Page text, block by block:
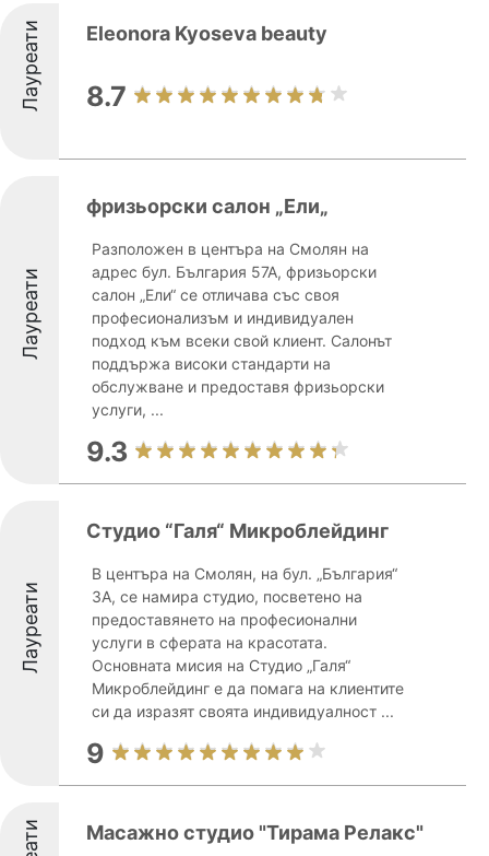
Лауреати Eleonora Kyoseva beauty
8.7
Лауреати
фризьорски салон „Ели„
Разположен в центъра на Смолян на
адрес бул. България 57А, фризьорски
салон „Ели“ се отличава със своя
професионализъм и индивидуален
подход към всеки свой клиент. Салонът
поддържа високи стандарти на
обслужване и предоставя фризьорски
услуги, ...
9.3
Лауреати
Студио “Галя“ Микроблейдинг
В центъра на Смолян, на бул. „България“
3А, се намира студио, посветено на
предоставянето на професионални
услуги в сферата на красотата.
Основната мисия на Студио „Галя“
Микроблейдинг е да помага на клиентите
си да изразят своята индивидуалност ...
9
Масажно студио "Тирама Релакс"